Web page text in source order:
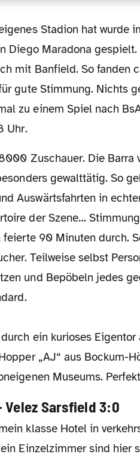
Diego Maradona
mit Banfield. So fanden
gute Stimmung. Nichts
zu einem Spiel nach
Uhr.
gewalttätig. So
Auswärtsfahrten in
der Szene…
feierte 90 Minuten durch.
Teilweise selbst
und Bepöbeln jedes
durch ein kurioses
„AJ“ aus Bockum-
Museums.
Velez Sarsfield 3:0
Einzelzimmer sind hier